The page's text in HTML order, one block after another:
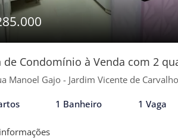
de Condomínio à Venda com 2
Manoel Gajo - Jardim Vicente de Carvalho,
1 Banheiro 1 Vaga